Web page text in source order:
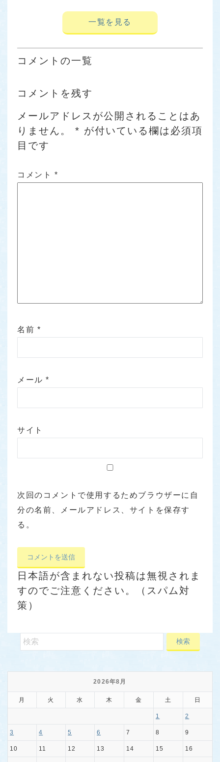
一覧を見る
コメントの一覧
コメントを残す
メールアドレスが公開されることはあ
りません。
* が付いている欄は必須項
目です
コメント *
名前 *
メール*
サイト
次回のコメントで使用するためブラウザーに自
分の名前、メールアドレス、サイトを保存す
る。
日本語が含まれない投稿は無視されま
すのでご注意ください。（スパム対
策）
2026年8月
月 火 水 木 金 土 日
1 2
3 4 5 6 7 8 9
10 11 12 13 14 15 16